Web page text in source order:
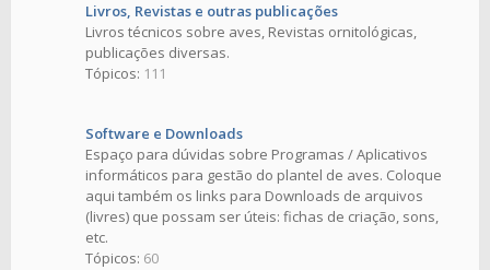
Livros, Revistas e outras publicações
Livros técnicos sobre aves, Revistas ornitológicas,
publicações diversas.
Tópicos: 111
Software e Downloads
Espaço para dúvidas sobre Programas / Aplicativos
informáticos para gestão do plantel de aves. Coloque
aqui também os links para Downloads de arquivos
(livres) que possam ser úteis: fichas de criação, sons,
etc.
Tópicos: 60